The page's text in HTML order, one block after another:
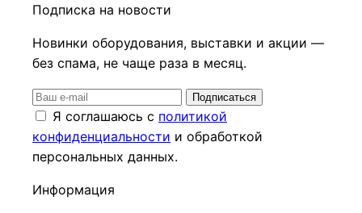
Подписка на новости
Новинки оборудования, выставки и акции —
без спама, не чаще раза в месяц.
Подписаться
Я соглашаюсь с политикой
конфиденциальности и обработкой
персональных данных.
Информация